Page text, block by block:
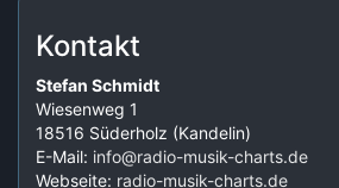
Kontakt
Stefan Schmidt
Wiesenweg 1
18516 Süderholz (Kandelin)
E-Mail: info@radio-musik-charts.de
Webseite: radio-musik-charts.de